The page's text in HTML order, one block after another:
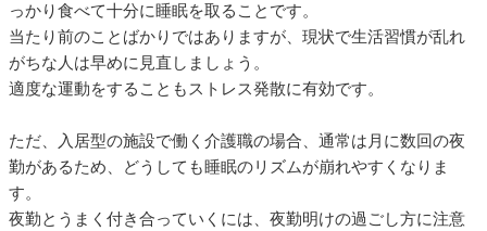
っかり食べて十分に睡眠を取ることです。
当たり前のことばかりではありますが、現状で生活習慣が乱れ
がちな人は早めに見直しましょう。
適度な運動をすることもストレス発散に有効です。
ただ、入居型の施設で働く介護職の場合、通常は月に数回の夜
勤があるため、どうしても睡眠のリズムが崩れやすくなりま
す。
夜勤とうまく付き合っていくには、夜勤明けの過ごし方に注意